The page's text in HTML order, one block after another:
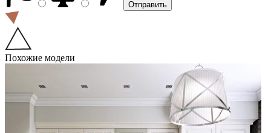
Похожие модели